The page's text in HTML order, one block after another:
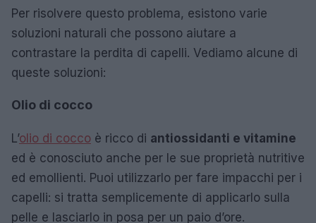
Per risolvere questo problema, esistono varie
soluzioni naturali che possono aiutare a
contrastare la perdita di capelli. Vediamo alcune di
queste soluzioni:
Olio di cocco
L’olio di cocco è ricco di antiossidanti e vitamine
ed è conosciuto anche per le sue proprietà nutritive
ed emollienti. Puoi utilizzarlo per fare impacchi per i
capelli: si tratta semplicemente di applicarlo sulla
pelle e lasciarlo in posa per un paio d’ore.